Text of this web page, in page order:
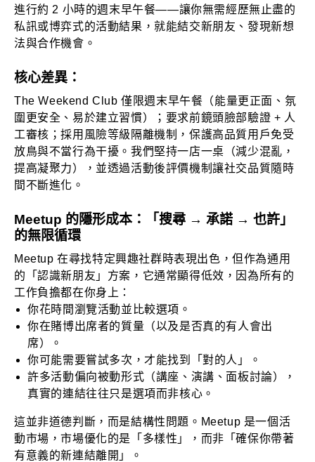
進行約 2 小時的週末早午餐——讓你無需經歷無止盡的
私訊或博弈式的活動結果，就能結交新朋友、發現新想
法與合作機會。
核心差異：
The Weekend Club僅限週末早午餐 （能量更正面、氛
圍更安全、易於建立習慣）；要求前鏡頭臉部驗證 + 人
工審核 ；採用 風險等級隔離機制 ，保護高品質用戶免受
放鳥與不當行為干擾。我們堅持一店一桌 （減少混亂，
提高凝聚力），並透過活動後評價機制讓社交品質隨時
間不斷進化。
Meetup 的隱形成本：「搜尋 → 承諾 → 也許」
的無限循環
Meetup 在尋找特定興趣社群時表現出色，但作為通用
的「認識新朋友」方案，它通常顯得低效，因為所有的
工作負擔都在你身上：
你花時間瀏覽活動並比較選項。
你在賭博出席者的質量（以及是否真的有人會出
席）。
你可能需要嘗試多次，才能找到「對的人」。
許多活動偏向被動形式（講座、演講、面板討論），
真實的連結往往只是選項而非核心。
這並非道德判斷，而是結構性問題。Meetup 是一個活
動市場，市場優化的是「多樣性」，而非「確保你帶著
有意義的新連結離開」。